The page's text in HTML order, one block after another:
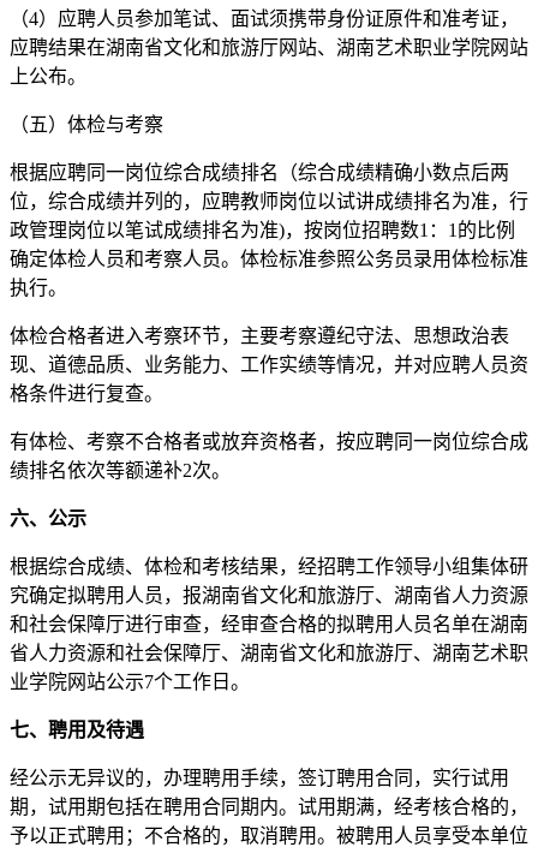
（4）应聘人员参加笔试、面试须携带身份证原件和准考证，
应聘结果在湖南省文化和旅游厅网站、湖南艺术职业学院网站
上公布。
（五）体检与考察
根据应聘同一岗位综合成绩排名（综合成绩精确小数点后两
位，综合成绩并列的，应聘教师岗位以试讲成绩排名为准，行
政管理岗位以笔试成绩排名为准)，按岗位招聘数1：1的比例
确定体检人员和考察人员。体检标准参照公务员录用体检标准
执行。
体检合格者进入考察环节，主要考察遵纪守法、思想政治表
现、道德品质、业务能力、工作实绩等情况，并对应聘人员资
格条件进行复查。
有体检、考察不合格者或放弃资格者，按应聘同一岗位综合成
绩排名依次等额递补2次。
六、公示
根据综合成绩、体检和考核结果，经招聘工作领导小组集体研
究确定拟聘用人员，报湖南省文化和旅游厅、湖南省人力资源
和社会保障厅进行审查，经审查合格的拟聘用人员名单在湖南
省人力资源和社会保障厅、湖南省文化和旅游厅、湖南艺术职
业学院网站公示7个工作日。
七、聘用及待遇
经公示无异议的，办理聘用手续，签订聘用合同，实行试用
期，试用期包括在聘用合同期内。试用期满，经考核合格的，
予以正式聘用；不合格的，取消聘用。被聘用人员享受本单位